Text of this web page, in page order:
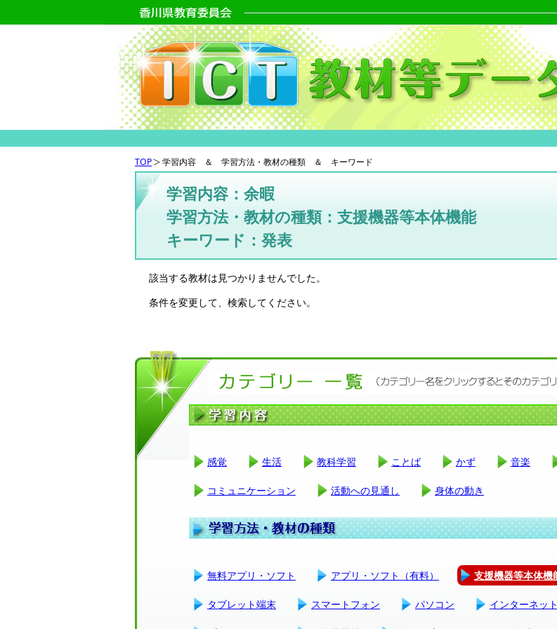
TOP 学習内容 ＆ 学習方法・教材の種類 ＆ キーワード
学習内容：余暇
学習方法・教材の種類：支援機器等本体機能
キーワード：発表
該当する教材は見つかりませんでした。
条件を変更して、検索してください。
感覚
生活 教科学習 ことば かず 音楽
コミュニケーション 活動への見通し 身体の動き
無料アプリ・ソフト
アプリ・ソフト（有料） 支援機器等本体機
タブレット端末 スマートフォン パソコン インターネット